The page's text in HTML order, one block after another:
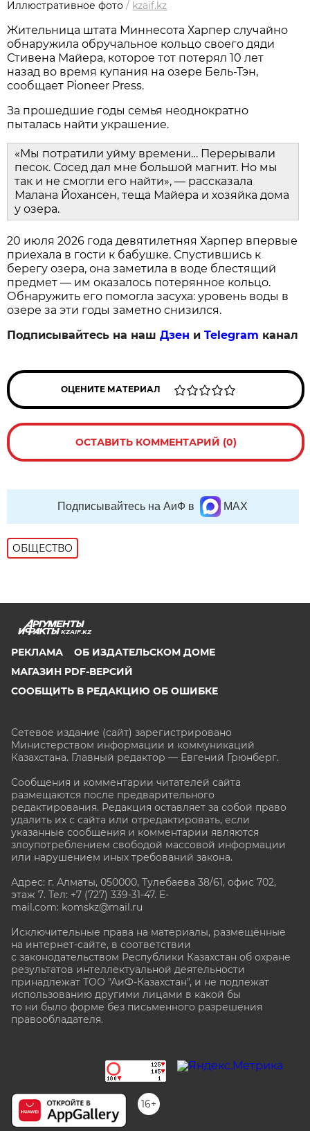
Иллюстративное фото / kzaif.kz
Жительница штата Миннесота Харпер случайно
обнаружила обручальное кольцо своего дяди
Стивена Майера, которое тот потерял 10 лет
назад во время купания на озере Бель-Тэн,
сообщает Pioneer Press.
За прошедшие годы семья неоднократно
пыталась найти украшение.
«Мы потратили уйму времени… Перерывали
песок. Сосед дал мне большой магнит. Но мы
так и не смогли его найти», — рассказала
Малана Йохансен, теща Майера и хозяйка дома
у озера.
20 июля 2026 года девятилетняя Харпер впервые
приехала в гости к бабушке. Спустившись к
берегу озера, она заметила в воде блестящий
предмет — им оказалось потерянное кольцо.
Обнаружить его помогла засуха: уровень воды в
озере за эти годы заметно снизился.
Подписывайтесь на нашДзен иTelegram канал
ОЦЕНИТЕ МАТЕРИАЛ
ОСТАВИТЬ КОММЕНТАРИЙ (0)
Подписывайтесь на АиФ в MAX
ОБЩЕСТВО
KZAIF.KZ
РЕКЛАМА
ОБ ИЗДАТЕЛЬСКОМ ДОМЕ
МАГАЗИН PDF-ВЕРСИЙ
СООБЩИТЬ В РЕДАКЦИЮ ОБ ОШИБКЕ
Сетевое издание (сайт) зарегистрировано
Министерством информации и коммуникаций
Казахстана. Главный редактор — Евгений Грюнберг.
Сообщения и комментарии читателей сайта
размещаются после предварительного
редактирования. Редакция оставляет за собой право
удалить их с сайта или отредактировать, если
указанные сообщения и комментарии являются
злоупотреблением свободой массовой информации
или нарушением иных требований закона.
Адрес: г. Алматы, 050000, Тулебаева 38/61, офис 702,
этаж 7. Тел: +7 (727) 339-31-47. E-
mail.com: komskz@mail.ru
Исключительные права на материалы, размещённые
на интернет-сайте, в соответствии
с законодательством Республики Казахстан об охране
результатов интеллектуальной деятельности
принадлежат ТОО "АиФ-Казахстан", и не подлежат
использованию другими лицами в какой бы
то ни было форме без письменного разрешения
правообладателя.
16+